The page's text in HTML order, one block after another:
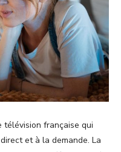
télévision française qui
et à la demande. La